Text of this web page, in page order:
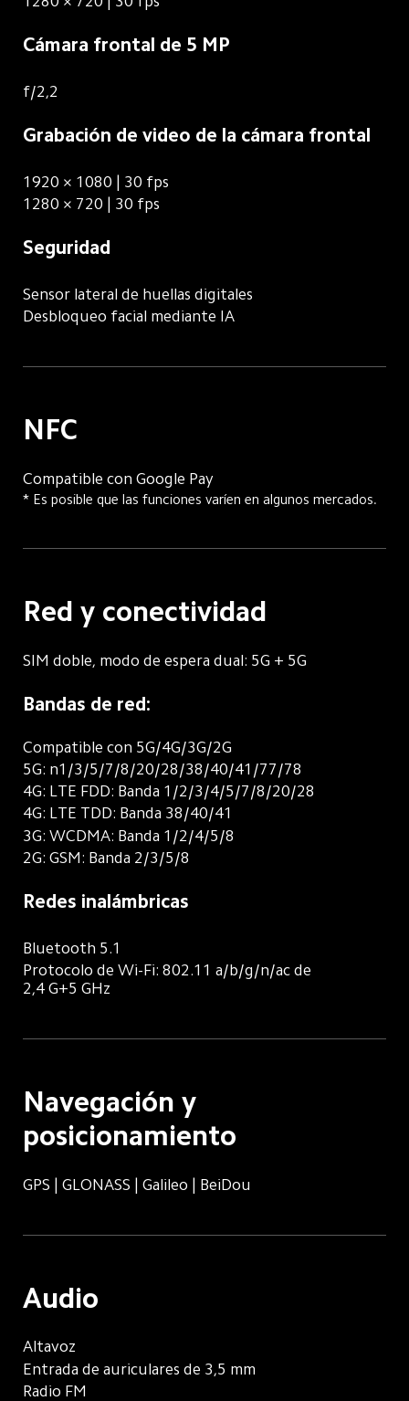
Cámara frontal de 5 MP
f/2,2
Grabación de video de la cámara frontal
1920 × 1080 | 30 fps
1280 × 720 | 30 fps
Seguridad
Sensor lateral de huellas digitales
Desbloqueo facial mediante IA
NFC
Compatible con Google Pay
* Es posible que las funciones varíen en algunos mercados.
Red y conectividad
SIM doble, modo de espera dual: 5G + 5G
Bandas de red:
Compatible con 5G/4G/3G/2G
5G: n1/3/5/7/8/20/28/38/40/41/77/78
4G: LTE FDD: Banda 1/2/3/4/5/7/8/20/28
4G: LTE TDD: Banda 38/40/41
3G: WCDMA: Banda 1/2/4/5/8
2G: GSM: Banda 2/3/5/8
Redes inalámbricas
Bluetooth 5.1
Protocolo de Wi-Fi: 802.11 a/b/g/n/ac de
2,4 G+5 GHz
Navegación y
posicionamiento
GPS | GLONASS | Galileo | BeiDou
Audio
Altavoz
Entrada de auriculares de 3,5 mm
Radio FM